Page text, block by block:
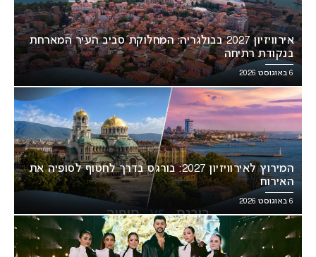
אירוויזיון 2027 בבולגריה: המחלוקת סביב העיר המארחת
בנקודת רתיחה
6 באוגוסט 2026
המירוץ לאירוויזיון 2027: בורגס בדרך לחטוף לסופיה את
האירוח
6 באוגוסט 2026